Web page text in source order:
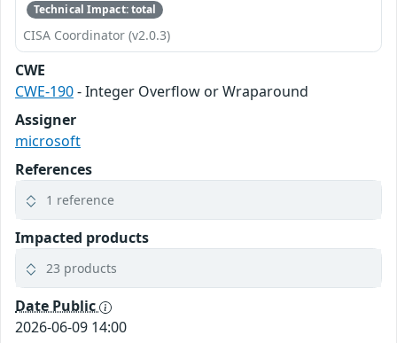
Technical Impact: total
CISA Coordinator (v2.0.3)
CWE
CWE-190- Integer Overflow or Wraparound
Assigner
microsoft
References
1 reference
Impacted products
23 products
Date Public
2026-06-09 14:00